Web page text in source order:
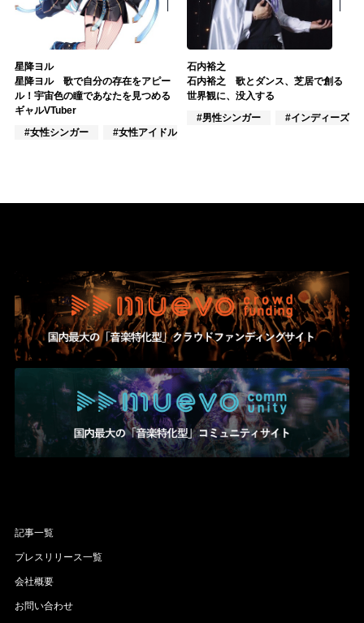
星降ヨル
星降ヨル 歌で自分の存在をアピー
ル！宇宙色の瞳であなたを見つめる
ギャルVTuber
#女性シンガー
#女性アイドル
石内裕之
石内裕之 歌とダンス、芝居で創る
世界観に、没入する
#男性シンガー
#インディーズ
記事一覧
プレスリリース一覧
会社概要
お問い合わせ